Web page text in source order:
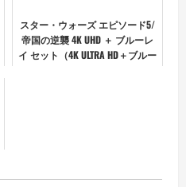
スター・ウォーズ エピソード5/
帝国の逆襲 4K UHD ＋ ブルーレ
イ セット（4K ULTRA HD＋ブルー